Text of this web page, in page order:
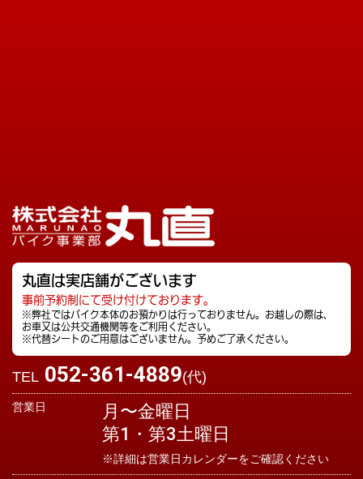
丸直は実店舗がございます
事前予約制にて受け付けております。
※弊社ではバイク本体のお預かりは行っておりません。お越しの際は、
お車又は公共交通機関等をご利用ください。
※代替シートのご用意はございません。予めご了承ください。
TEL 052-361-4889(代)
営業日
月〜金曜日
第1・第3土曜日
※詳細は営業日カレンダーをご確認ください